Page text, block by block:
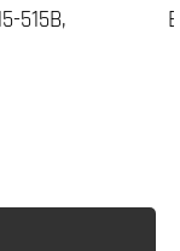
515B,